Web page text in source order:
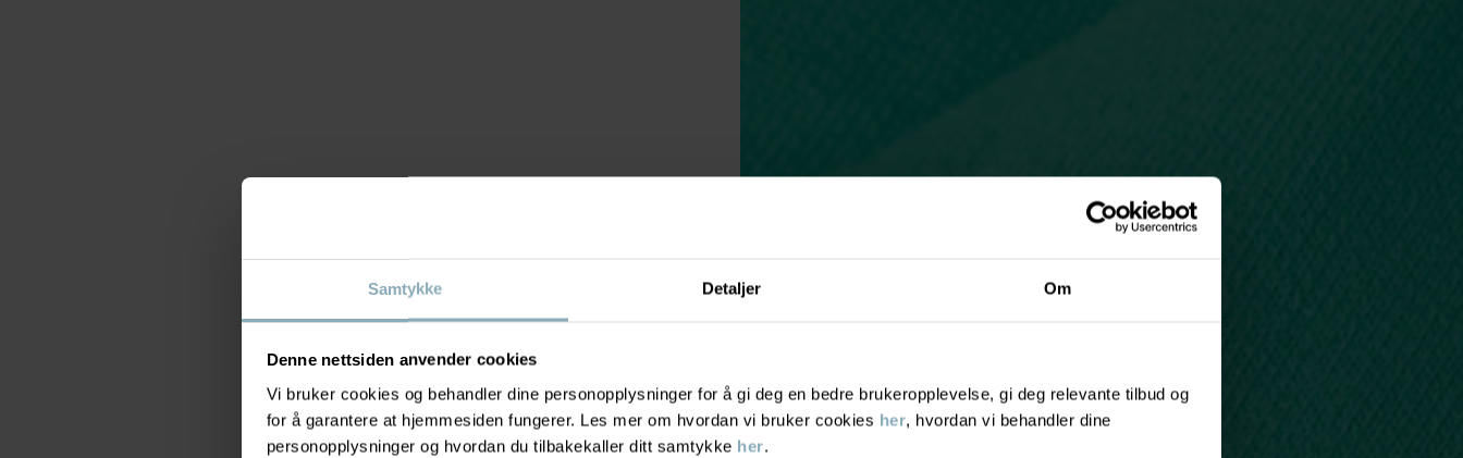
Samtykke Detaljer Om
Denne nettsiden anvender cookies
Vi bruker cookies og behandler dine personopplysninger for å gi deg en bedre brukeropplevelse, gi deg relevante tilbud og
for å garantere at hjemmesiden fungerer. Les mer om hvordan vi bruker cookies her, hvordan vi behandler dine
personopplysninger og hvordan du tilbakekaller ditt samtykke her.